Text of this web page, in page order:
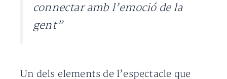
connectar amb l’emoció de la
gent”
Un dels elements de l’espectacle que